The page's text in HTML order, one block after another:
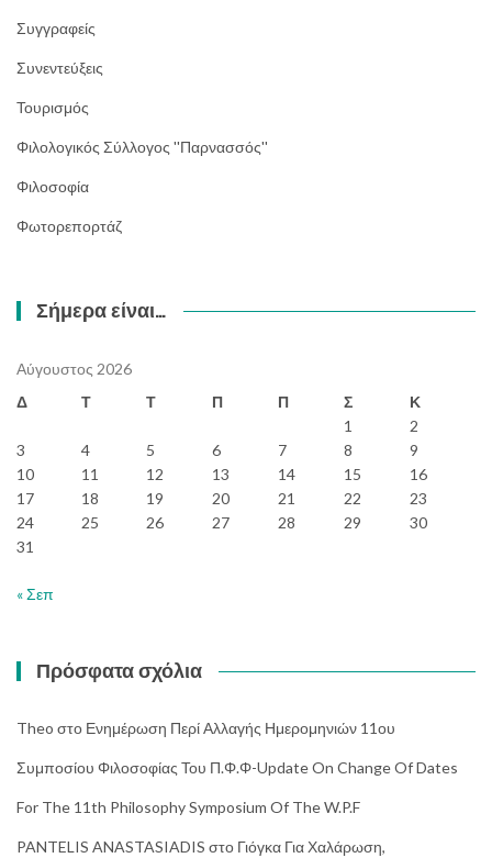
Συγγραφείς
Συνεντεύξεις
Τουρισμός
Φιλολογικός Σύλλογος ''Παρνασσός''
Φιλοσοφία
Φωτορεπορτάζ
Σήμερα είναι…
Αύγουστος 2026
Δ
Τ Τ Π Π Σ
Κ
1
2
3
4 5 6 7 8
9
10
11 12 13 14 15
16
17
18 19 20 21 22
23
24
25 26 27 28 29
30
31
« Σεπ
Πρόσφατα σχόλια
Theo στο Ενημέρωση Περί Αλλαγής Ημερομηνιών 11ου
Συμποσίου Φιλοσοφίας Του Π.Φ.Φ-Update On Change Of Dates
For The 11th Philosophy Symposium Of The W.P.F
PANTELIS ANASTASIADIS στο Γιόγκα Για Χαλάρωση,